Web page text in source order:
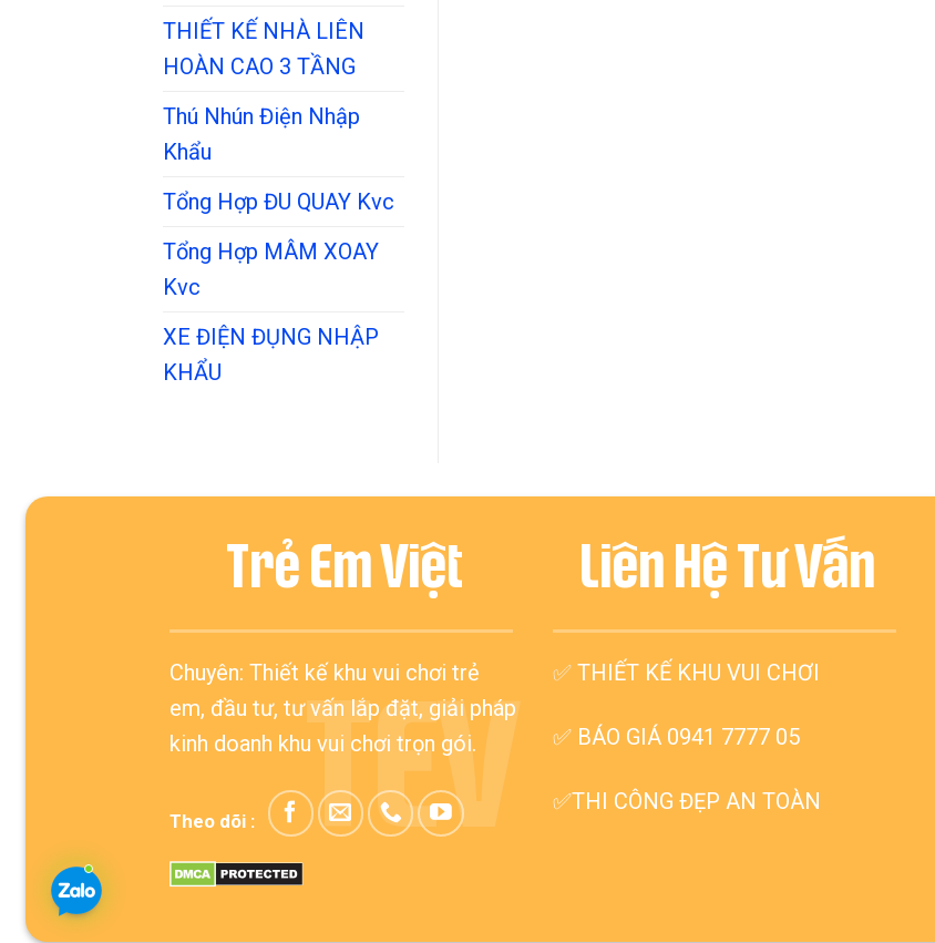
THIẾT KẾ NHÀ LIÊN
HOÀN CAO 3 TẦNG
Thú Nhún Điện Nhập
Khẩu
Tổng Hợp ĐU QUAY Kvc
Tổng Hợp MÂM XOAY
Kvc
XE ĐIỆN ĐỤNG NHẬP
KHẨU
Trẻ Em Việt
Chuyên: Thiết kế khu vui chơi trẻ
em, đầu tư, tư vấn lắp đặt, giải pháp
kinh doanh khu vui chơi trọn gói.
Theo dõi : TEV
Liên Hệ Tư Vấn
✅THIẾT KẾ KHU VUI CHƠI
✅ BÁO GIÁ 0941 7777 05
✅THI CÔNG ĐẸP AN TOÀN